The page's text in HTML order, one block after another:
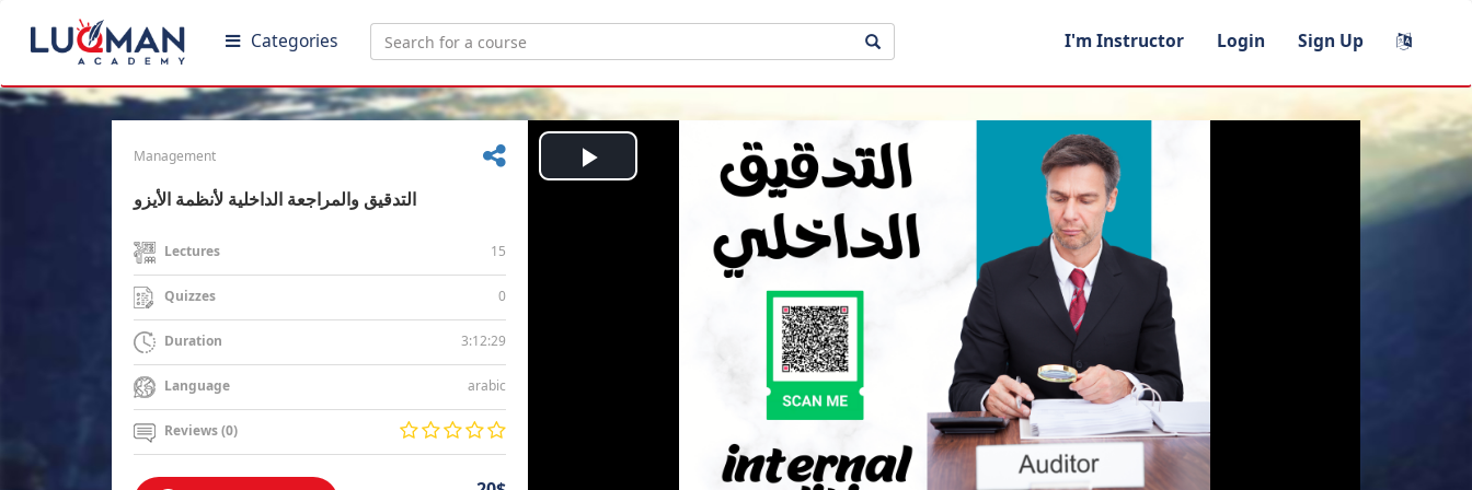
Categories I'm Instructor Login Sign Up
Management
التدقيق والمراجعة الداخلية لأنظمة الأيزو
Lectures 15
Quizzes 0
Duration 3:12:29
Language arabic
Reviews (0)
Play